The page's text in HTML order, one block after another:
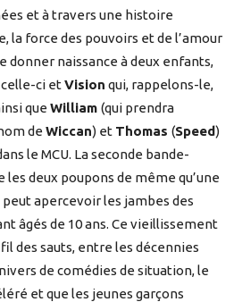
et à travers une histoire
la force des pouvoirs et de l’amour
donner naissance à deux enfants,
ci etVision qui, rappelons-le,
que William (qui prendra
de Wiccan) et Thomas (Speed)
le MCU. La seconde bande-
deux poupons de même qu’une
apercevoir les jambes des
âgés de 10 ans. Ce vieillissement
fil des sauts, entre les décennies
de comédies de situation, le
et que les jeunes garçons